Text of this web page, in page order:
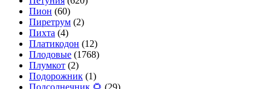
Пион (60)
Пиретрум (2)
Пихта (4)
Платикодон (12)
Плодовые (1768)
Плумкот (2)
Подорожник (1)
Подсолнечник 🌻 (29)